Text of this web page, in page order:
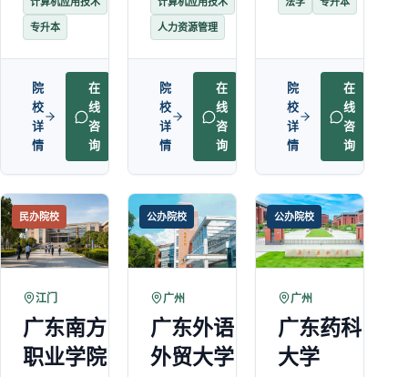
专升本
院
校
详
情
在
线
咨
询
人力资源管理
院
校
详
情
在
线
咨
询
院
校
详
情
在
线
咨
询
民办院校
江门
广东南方
职业学院
公办院校
广州
广东外语
外贸大学
公办院校
广州
广东药科
大学